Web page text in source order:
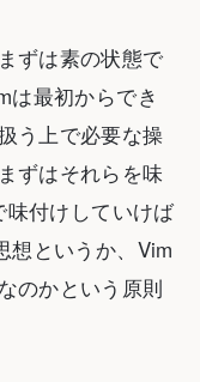
ずは素の状態で
は最初からでき
う上で必要な操
ずはそれらを味
付けしていけば
想というか、Vim
のかという原則